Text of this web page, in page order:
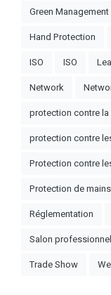
Green Management
Hand Protection
ISO
ISO
Network
protection contre la
protection contre
Protection contre
Protection de mains
Réglementation
Salon professionnel
Trade Show